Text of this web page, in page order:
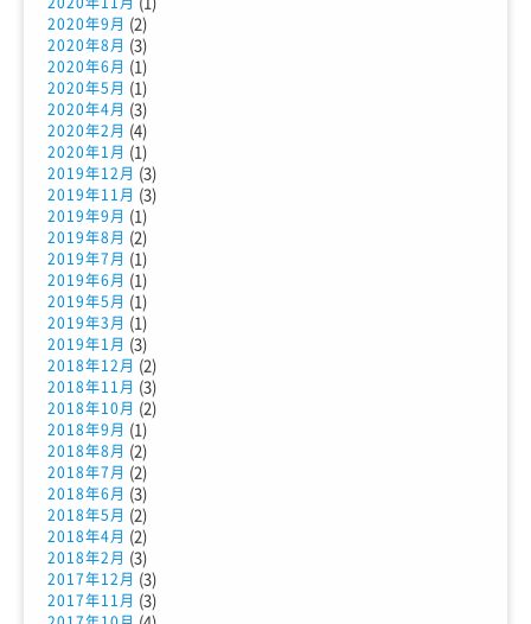
2020年9月 (2)
2020年8月 (3)
2020年6月 (1)
2020年5月 (1)
2020年4月 (3)
2020年2月 (4)
2020年1月 (1)
2019年12月 (3)
2019年11月 (3)
2019年9月 (1)
2019年8月 (2)
2019年7月 (1)
2019年6月 (1)
2019年5月 (1)
2019年3月 (1)
2019年1月 (3)
2018年12月 (2)
2018年11月 (3)
2018年10月 (2)
2018年9月 (1)
2018年8月 (2)
2018年7月 (2)
2018年6月 (3)
2018年5月 (2)
2018年4月 (2)
2018年2月 (3)
2017年12月 (3)
2017年11月 (3)